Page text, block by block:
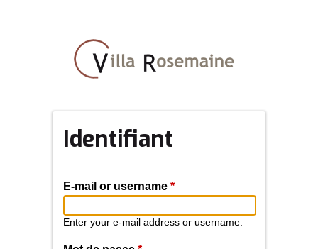
contenu
principal
Identifiant
E-mail or username *
Enter your e-mail address or username.